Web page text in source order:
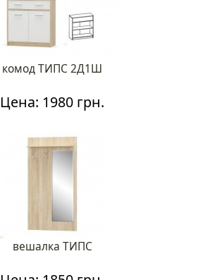
комод ТИПС 2Д1Ш
Цена: 1980 грн.
вешалка ТИПС